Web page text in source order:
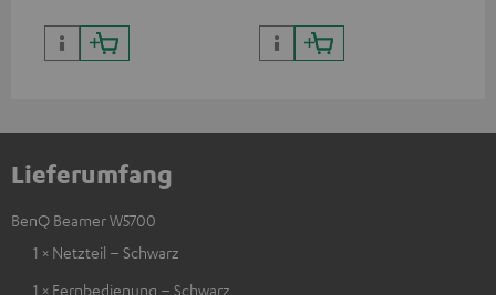
Lieferumfang
BenQ Beamer W5700
1 × Netzteil – Schwarz
1 × Fernbedienung – Schwarz